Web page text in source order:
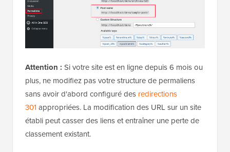
Attention : Si votre site est en ligne depuis 6 mois ou
plus, ne modifiez pas votre structure de permaliens
sans avoir d'abord configuré des redirections
301 appropriées. La modification des URL sur un site
établi peut casser des liens et entraîner une perte de
classement existant.